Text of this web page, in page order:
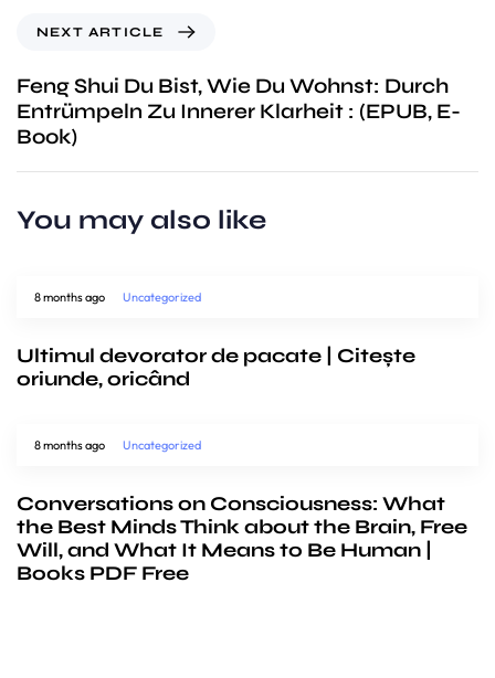
NEXT ARTICLE
Feng Shui Du Bist, Wie Du Wohnst: Durch
Entrümpeln Zu Innerer Klarheit : (EPUB, E-
Book)
You may also like
8 months ago Uncategorized
Ultimul devorator de pacate | Citește
oriunde, oricând
8 months ago Uncategorized
Conversations on Consciousness: What
the Best Minds Think about the Brain, Free
Will, and What It Means to Be Human |
Books PDF Free